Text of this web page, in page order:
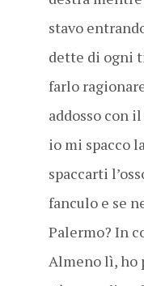
stavo
dette di ogni
farlo
addosso con
io mi spacco
spaccarti
fanculo e se
Palermo? In
Almeno lì, ho